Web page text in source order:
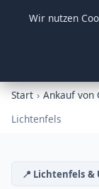
Morgen ab 08:00 Uhr
Firma
SEIT ÜBER
Start › Ankauf von
Lichtenfels
📍 Lichtenfels &
Wir nutzen